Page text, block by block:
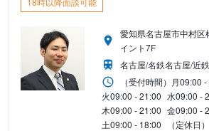
愛知県名古屋市中村
イント7F
名古屋/名鉄名古屋/近
（受付時間） 月09:00 -
火09:00 - 21:00 水09:00 -
木09:00 - 21:00 金09:00 -
土09:00 - 18:00 （定休日